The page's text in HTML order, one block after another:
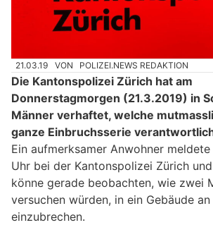
21.03.19 VON POLIZEI.NEWS REDAKTION
Die Kantonspolizei Zürich hat am
Donnerstagmorgen (21.3.2019) in
Männer verhaftet, welche
ganze Einbruchsserie
Ein aufmerksamer Anwohner
Uhr bei der Kantonspolizei Zürich
könne gerade beobachten, wie zwei
versuchen würden, in ein Gebäude
einzubrechen.